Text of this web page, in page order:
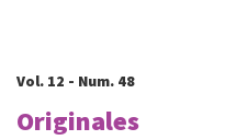
Vol. 12 - Num. 48
Originales